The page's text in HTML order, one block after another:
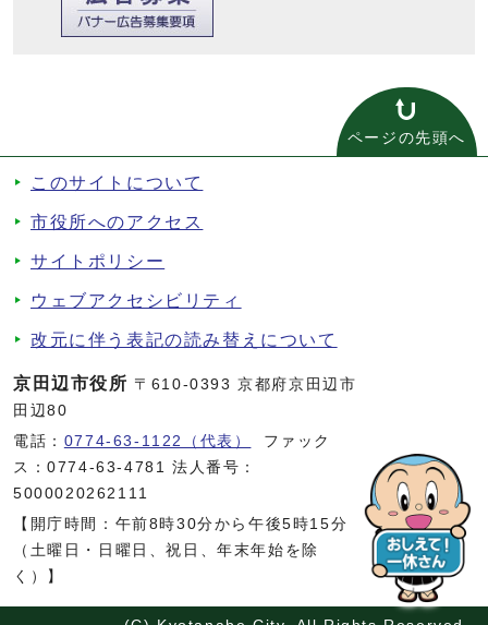
ページの先頭へ
このサイトについて
市役所へのアクセス
サイトポリシー
ウェブアクセシビリティ
改元に伴う表記の読み替えについて
京田辺市役所 〒610-0393 京都府京田辺市
田辺80
電話： 0774-63-1122（代表）
ファック
ス：0774-63-4781 法人番号：
5000020262111
【開庁時間：午前8時30分から午後5時15分
（土曜日・日曜日、祝日、年末年始を除
く）】